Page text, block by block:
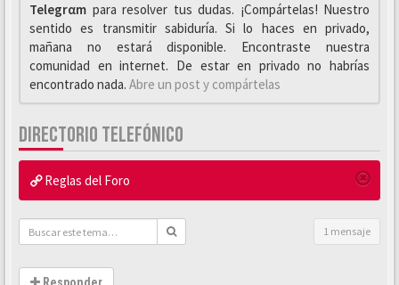
Telegrαm para resolver tus dudas. ¡Compártelas! Nuestro
sentido es transmitir sabiduría. Si lo haces en privado,
mañana no estará disponible. Encontraste nuestra
comunidad en internet. De estar en privado no habrías
encontrado nada. Abre un post y compártelas
DIRECTORIO TELEFÓNICO
Reglas del Foro
1 mensaje